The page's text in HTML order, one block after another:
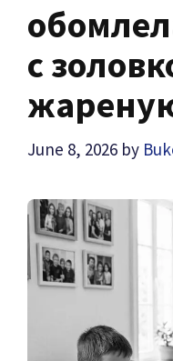
с
June 8, 2026 by